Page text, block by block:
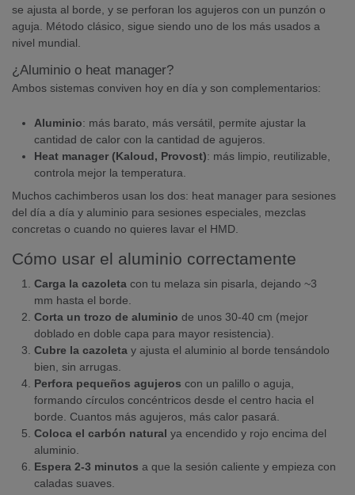
se ajusta al borde, y se perforan los agujeros con un punzón o
aguja. Método clásico, sigue siendo uno de los más usados a
nivel mundial.
¿Aluminio o heat manager?
Ambos sistemas conviven hoy en día y son complementarios:
Aluminio: más barato, más versátil, permite ajustar la
cantidad de calor con la cantidad de agujeros.
Heat manager (Kaloud, Provost): más limpio, reutilizable,
controla mejor la temperatura.
Muchos cachimberos usan los dos: heat manager para sesiones
del día a día y aluminio para sesiones especiales, mezclas
concretas o cuando no quieres lavar el HMD.
Cómo usar el aluminio correctamente
Carga la cazoleta con tu melaza sin pisarla, dejando ~3
mm hasta el borde.
Corta un trozo de aluminio de unos 30-40 cm (mejor
doblado en doble capa para mayor resistencia).
Cubre la cazoleta y ajusta el aluminio al borde tensándolo
bien, sin arrugas.
Perfora pequeños agujeros con un palillo o aguja,
formando círculos concéntricos desde el centro hacia el
borde. Cuantos más agujeros, más calor pasará.
Coloca el carbón natural ya encendido y rojo encima del
aluminio.
Espera 2-3 minutos a que la sesión caliente y empieza con
caladas suaves.